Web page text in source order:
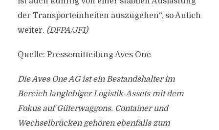
der Transporteinheiten auszugehen“, so Aulich
weiter. (DFPA/JF1)
Quelle: Pressemitteilung Aves One
Die Aves One AG ist ein Bestandshalter im
Bereich langlebiger Logistik-Assets mit dem
Fokus auf Güterwaggons. Container und
Wechselbrücken gehören ebenfalls zum